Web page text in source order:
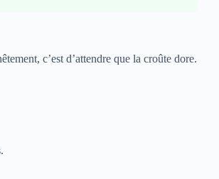
c’est d’attendre que la croûte dore.